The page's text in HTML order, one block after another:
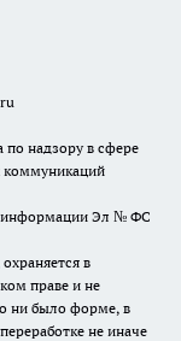
по надзору в сфере
коммуникаций
информации Эл № ФС
в
праве и не
ни было форме, в
не иначе